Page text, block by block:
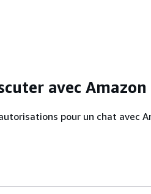
avec Amazon
pour un chat avec